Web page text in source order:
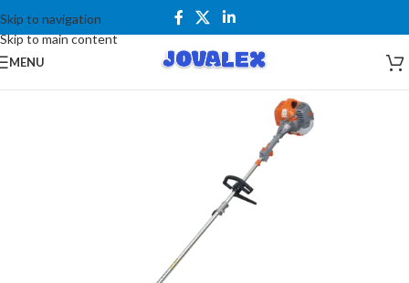
Skip to navigation
Skip to main content
MENU